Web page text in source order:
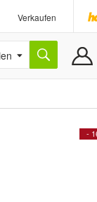
Verkaufen
-